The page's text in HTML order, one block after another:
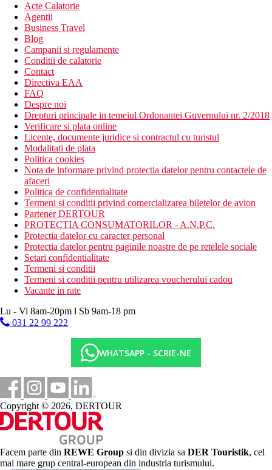
Camera dubla, spatioasa: vezi Camera dubla, mai
spatioasa cu pat supraetajat.
Divertisment
Programe de animatie.
Mese
Ultra all inclusive
Bufet mic dejun
Gustare
Pranz tip bufet
Gustare, ceai, cafea, deserturi in timpul zilei
Cina tip bufet
Cina tarzie
Bauturi alcoolice si nealcoolice in timpul zilei (24 de ore)
Plaja
Plaja cu nisip este chiar langa hotel
Sezlonguri si umbrele gratuite
Oferta sportiva
Gratuit: baschet, volei, tenis de masa, darts, minigolf
Contra cost : biliard, golf, bowling, sporturi nautice pe
plaja
Copii
copii, patut la cerere (gratuit).
VISA, CE/MC.
Site-ul web
www.crystalhotels.com.
Wellness
Gratuit: baie turceasca, sauna, jacuzzi
Contra cost: masaje, tratamente spa
Internet
Gratuit:Wifi in hol
Acte Calatorie
Agentii
Business Travel
Blog
Campanii si regulamente
Conditii de calatorie
Contact
Directiva EAA
FAQ
Despre noi
Drepturi principale in temeiul Ordonantei Guvernului nr. 2/2018
Verificare si plata online
Licente, documente juridice si contractul cu turistul
Modalitati de plata
Politica cookies
Nota de informare privind protectia datelor pentru contactele de
afaceri
Politica de confidentialitate
Termeni si conditii privind comercializarea biletelor de avion
Partener DERTOUR
PROTECTIA CONSUMATORILOR - A.N.P.C.
Protectia datelor cu caracter personal
Protectia datelor pentru paginile noastre de pe retelele sociale
Setari confidentialitate
Termeni si conditii
Termeni si conditii pentru utilizarea voucherului cadou
Vacante in rate
Lu - Vi 8am-20pm l Sb 9am-18 pm
031 22 99 222
WHATSAPP - SCRIE-NE
Copyright © 2026, DERTOUR
Facem parte din REWE Group si din divizia sa DER Touristik, cel
mai mare grup central-european din industria turismului.